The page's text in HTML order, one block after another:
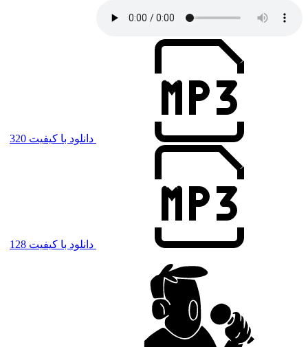
دانلود با کیفیت 320
دانلود با کیفیت 128